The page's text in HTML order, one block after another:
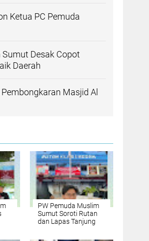
Ketua PC Pemuda
Desak Copot
Daerah
Masjid Al
PW Pemuda Muslim
Sumut Soroti Rutan
dan Lapas Tanjung